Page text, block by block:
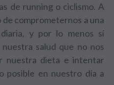
de running o ciclismo. A
comprometernos a una
y por lo menos sí
salud que no nos
nuestra dieta e intentar
posible en nuestro día a